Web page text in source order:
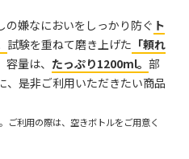
の嫌なにおいをしっかり防ぐ ト
試験を重ねて磨き上げた 「頼れ
量は、 たっぷり1200ml。 部
、是非ご利用いただきたい商品
ご利用の際は、空きボトルをご用意く